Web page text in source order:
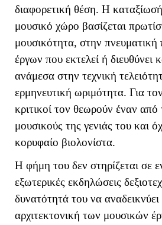
διαφορετική θέση. Η
μουσικό χώρο βασίζεται
μουσικότητα, στην πνευματική
έργων που εκτελεί ή διευθύνει
ανάμεσα στην τεχνική
ερμηνευτική ωριμότητα. Για
κριτικοί τον θεωρούν έναν από
μουσικούς της γενιάς του και
κορυφαίο βιολονίστα.
Η φήμη του δεν στηρίζεται σε
εξωτερικές εκδηλώσεις
δυνατότητά του να
αρχιτεκτονική των μουσικών